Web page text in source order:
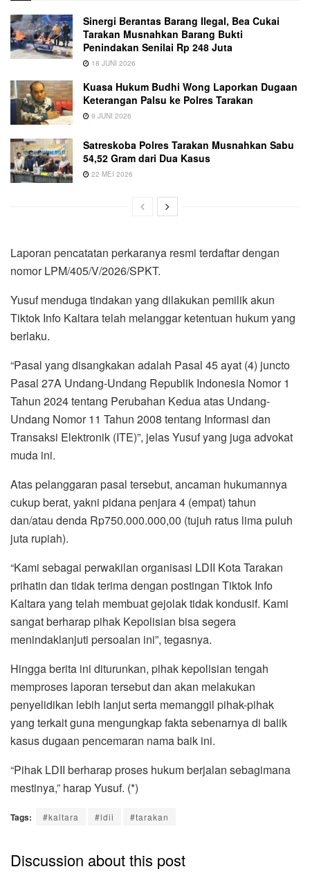
Sinergi Berantas Barang Ilegal, Bea Cukai
Tarakan Musnahkan Barang Bukti
Penindakan Senilai Rp 248 Juta
18 JUNI 2026
Kuasa Hukum Budhi Wong Laporkan Dugaan
Keterangan Palsu ke Polres Tarakan
9 JUNI 2026
Satreskoba Polres Tarakan Musnahkan Sabu
54,52 Gram dari Dua Kasus
22 MEI 2026
Laporan pencatatan perkaranya resmi terdaftar dengan
nomor LPM/405/V/2026/SPKT.
Yusuf menduga tindakan yang dilakukan pemilik akun
Tiktok Info Kaltara telah melanggar ketentuan hukum yang
berlaku.
“Pasal yang disangkakan adalah Pasal 45 ayat (4) juncto
Pasal 27A Undang-Undang Republik Indonesia Nomor 1
Tahun 2024 tentang Perubahan Kedua atas Undang-
Undang Nomor 11 Tahun 2008 tentang Informasi dan
Transaksi Elektronik (ITE)”, jelas Yusuf yang juga advokat
muda ini.
Atas pelanggaran pasal tersebut, ancaman hukumannya
cukup berat, yakni pidana penjara 4 (empat) tahun
dan/atau denda Rp750.000.000,00 (tujuh ratus lima puluh
juta rupiah).
“Kami sebagai perwakilan organisasi LDII Kota Tarakan
prihatin dan tidak terima dengan postingan Tiktok Info
Kaltara yang telah membuat gejolak tidak kondusif. Kami
sangat berharap pihak Kepolisian bisa segera
menindaklanjuti persoalan ini”, tegasnya.
Hingga berita ini diturunkan, pihak kepolisian tengah
memproses laporan tersebut dan akan melakukan
penyelidikan lebih lanjut serta memanggil pihak-pihak
yang terkait guna mengungkap fakta sebenarnya di balik
kasus dugaan pencemaran nama baik ini.
“Pihak LDII berharap proses hukum berjalan sebagimana
mestinya,” harap Yusuf. (*)
Tags: #kaltara #ldii #tarakan
Discussion about this post